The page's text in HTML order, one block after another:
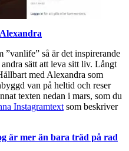
så är det inspirerande
sätt att leva sitt liv. Långt
med Alexandra som
van på heltid och reser
texten nedan i mars, som du
Instagramtext som beskriver
är mer än bara träd på rad